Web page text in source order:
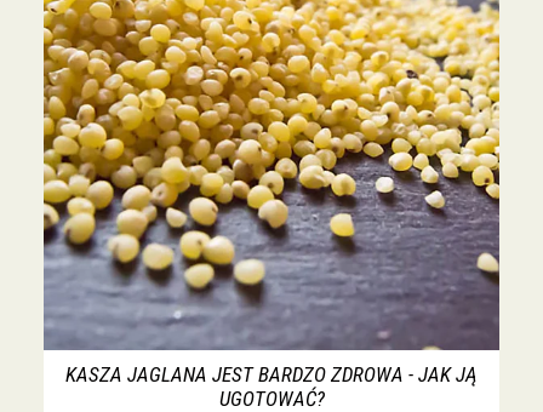
KASZA JAGLANA JEST BARDZO ZDROWA - JAK JĄ
UGOTOWAĆ?